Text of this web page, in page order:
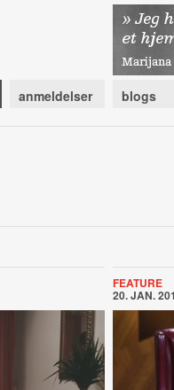
anmeldelser blogs
FEATURE
20. JAN.